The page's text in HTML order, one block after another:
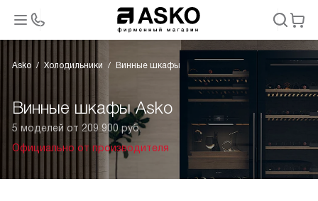
Asko Холодильники Винные шкафы
Винные шкафы Asko
5 моделей от 209 900 руб.
Официально от производителя